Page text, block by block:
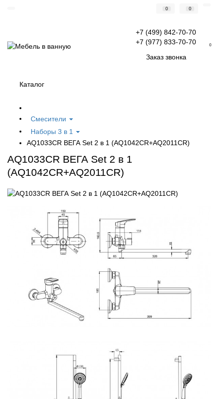
0 0
+7 (499) 842-70-70
+7 (977) 833-70-70
Заказ звонка
0
Каталог
Смесители
Наборы 3 в 1
AQ1033CR ВЕГА Set 2 в 1 (AQ1042CR+AQ2011CR)
AQ1033CR ВЕГА Set 2 в 1
(AQ1042CR+AQ2011CR)